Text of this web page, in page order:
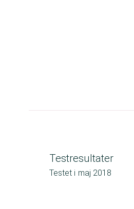
Testresultater
Testet i maj 2018